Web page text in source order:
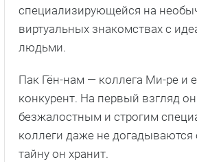
специализирующейся на
виртуальных знакомствах с
людьми.
Пак Гён-нам — коллега Ми-ре и
конкурент. На первый взгляд
безжалостным и строгим
коллеги даже не догадываются
тайну он хранит.